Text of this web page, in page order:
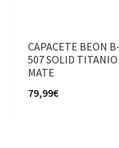
CAPACETE BEON B-
507 SOLID TITANIO
MATE
79,99€